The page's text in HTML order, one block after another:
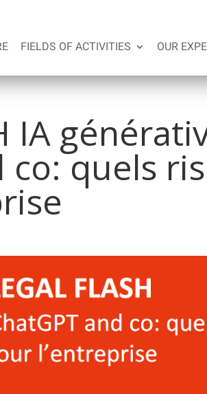
FIELDS OF ACTIVITIES OUR
IA
co: quels